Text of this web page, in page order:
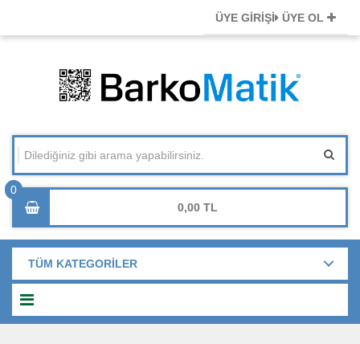
ÜYE GİRİŞİ ÜYE OL
0,00
TÜM KATEGORİLER